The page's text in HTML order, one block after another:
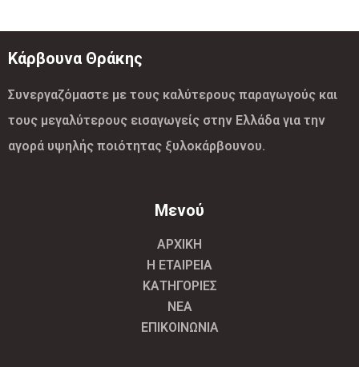
Κάρβουνα Θράκης
Συνεργαζόμαστε με τους καλύτερους παραγωγούς και
τους μεγαλύτερους εισαγωγείς στην Ελλάδα για την
αγορά υψηλής ποιότητας ξυλοκάρβουνου.
Μενού
ΑΡΧΙΚΗ
Η ΕΤΑΙΡΕΙΑ
ΚΑΤΗΓΟΡΙΕΣ
ΝΕΑ
ΕΠΙΚΟΙΝΩΝΙΑ